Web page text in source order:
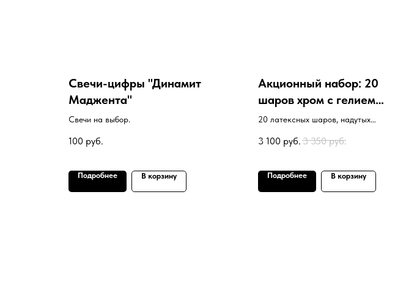
Свечи-цифры "Динамит
Маджента"
Свечи на выбор.
100 руб.
Подробнее В корзину
Акционный набор: 20
шаров хром с гелием
ЦВЕТА НА ВЫБОР
20 латексных шаров, надутых
3 100 руб. 3 350 руб.
Подробнее В корзину